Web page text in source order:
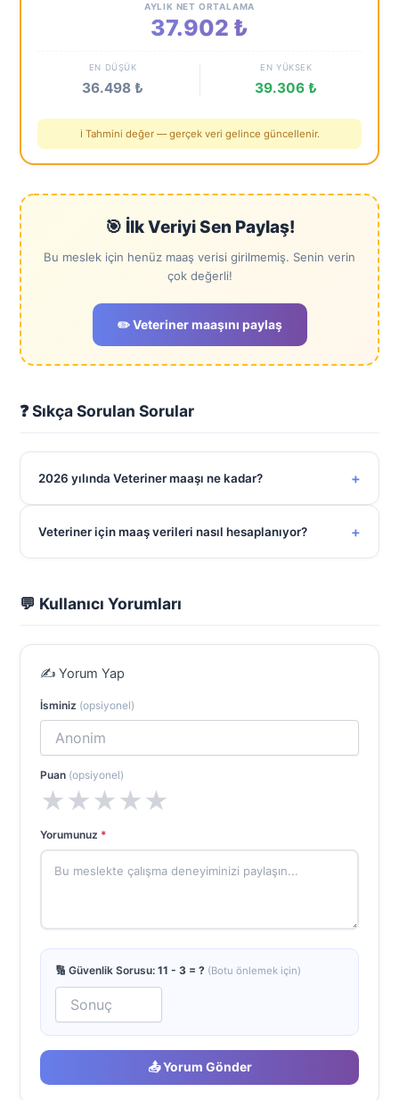
AYLIK NET ORTALAMA
37.902 ₺
EN DÜŞÜK
36.498 ₺
EN YÜKSEK
39.306 ₺
ℹ️ Tahmini değer — gerçek veri gelince güncellenir.
🎯 İlk Veriyi Sen Paylaş!
Bu meslek için henüz maaş verisi girilmemiş. Senin verin
çok değerli!
✏️ Veteriner maaşını paylaş
❓ Sıkça Sorulan Sorular
2026 yılında Veteriner maaşı ne kadar? +
Veteriner için maaş verileri nasıl hesaplanıyor? +
💬 Kullanıcı Yorumları
✍️ Yorum Yap
İsminiz (opsiyonel)
Puan (opsiyonel)
★★★★★
Yorumunuz *
🔢 Güvenlik Sorusu: 11 - 3 = ? (Botu önlemek için)
📤 Yorum Gönder